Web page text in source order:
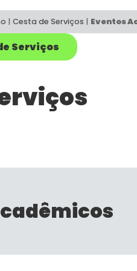
| Cesta de Serviços | Eventos
Serviços